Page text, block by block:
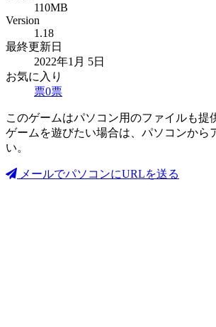
110MB
Version
1.18
最終更新日
2022年1月 5日
お気に入り
票0票
このゲームはパソコン用のファイルも提
ゲームを遊びたい場合は、パソコンから
い。
メールでパソコンにURLを送る